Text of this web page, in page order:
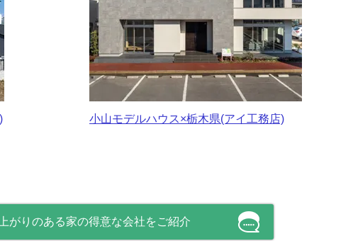
小山モデルハウス×栃木県(アイ工務店)
がりのある家の得意な会社をご紹介